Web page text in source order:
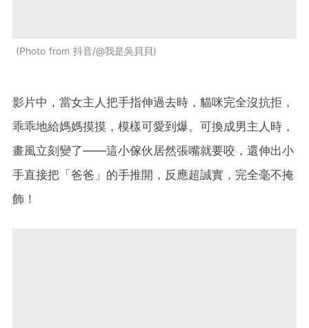
Photo from 抖音/@我是吳貝貝
影片中，當女主人把手指伸過去時，貓咪完全沒抗拒，
乖乖地給媽媽摸摸，模樣可愛到爆。可換成男主人時，
畫風立刻變了——這小傢伙居然張嘴就要咬，還伸出小
手直接把「爸爸」的手推開，反應超誠實，完全毫不掩
飾！